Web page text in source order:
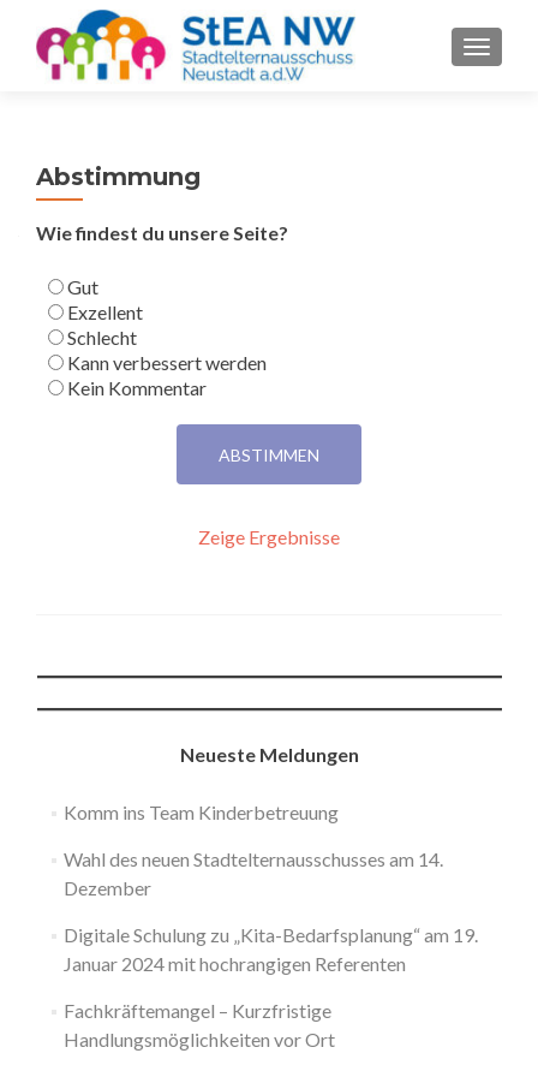
Abstimmung
Wie findest du unsere Seite?
Gut
Exzellent
Schlecht
Kann verbessert werden
Kein Kommentar
Zeige Ergebnisse
Neueste Meldungen
Komm ins Team Kinderbetreuung
Wahl des neuen Stadtelternausschusses am 14.
Dezember
Digitale Schulung zu „Kita-Bedarfsplanung“ am 19.
Januar 2024 mit hochrangigen Referenten
Fachkräftemangel – Kurzfristige
Handlungsmöglichkeiten vor Ort